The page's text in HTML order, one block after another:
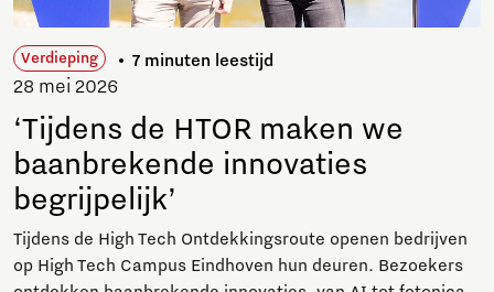
Verdieping 7 minuten leestijd
28 mei 2026
‘Tijdens de HTOR maken we
baanbrekende innovaties
begrijpelijk’
Tijdens de High Tech Ontdekkingsroute openen bedrijven
op High Tech Campus Eindhoven hun deuren. Bezoekers